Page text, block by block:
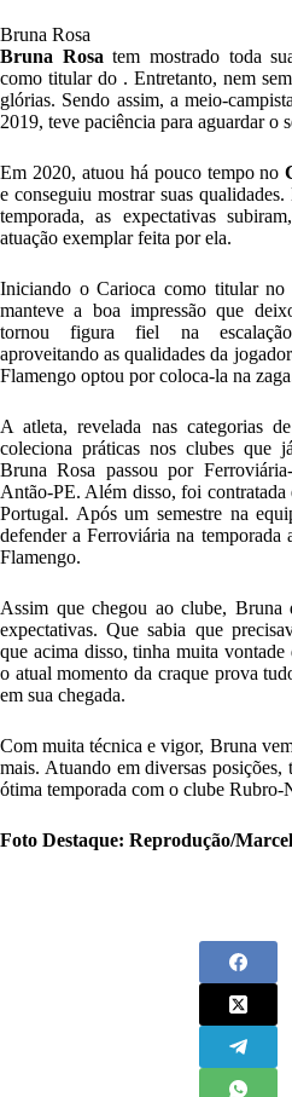
Bruna Rosa
Bruna Rosa tem mostrado toda
como titular do . Entretanto, nem
glórias. Sendo assim, a meio-
2019, teve paciência para aguardar o
Em 2020, atuou há pouco tempo no
e conseguiu mostrar suas
temporada, as expectativas
atuação exemplar feita por ela.
Iniciando o Carioca como titular no
manteve a boa impressão que
tornou figura fiel na
aproveitando as qualidades da
Flamengo optou por coloca-la na
A atleta, revelada nas categorias
coleciona práticas nos clubes que
Bruna Rosa passou por
Antão-PE. Além disso, foi
Portugal. Após um semestre na
defender a Ferroviária na temporada
Flamengo.
Assim que chegou ao clube, Bruna
expectativas. Que sabia que
que acima disso, tinha muita vontade
o atual momento da craque prova
em sua chegada.
Com muita técnica e vigor, Bruna
mais. Atuando em diversas posições,
ótima temporada com o clube Rubro-
Foto Destaque: Reprodução/